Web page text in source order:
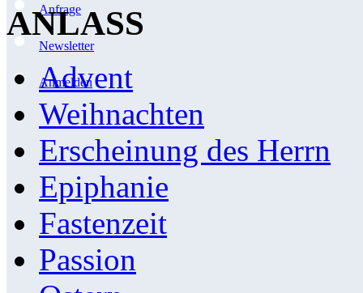
Anfrage
Newsletter
Anmelden
ANLASS
Advent
Weihnachten
Erscheinung des Herrn
Epiphanie
Fastenzeit
Passion